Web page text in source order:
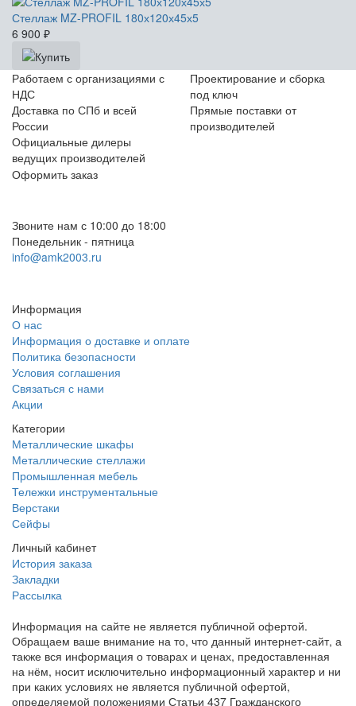
Стеллаж MZ-PROFIL 180х120х45х5
6 900 ₽
Работаем с организациями с
НДС
Проектирование и сборка
под ключ
Доставка по СПб и всей
России
Прямые поставки от
производителей
Официальные дилеры
ведущих производителей
Оформить заказ
Звоните нам с 10:00 до 18:00
Понедельник - пятница
info@amk2003.ru
Информация
О нас
Информация о доставке и оплате
Политика безопасности
Условия соглашения
Связаться с нами
Акции
Категории
Металлические шкафы
Металлические стеллажи
Промышленная мебель
Тележки инструментальные
Верстаки
Сейфы
Личный кабинет
История заказа
Закладки
Рассылка
Информация на сайте не является публичной офертой.
Обращаем ваше внимание на то, что данный интернет-сайт, а
также вся информация о товарах и ценах, предоставленная
на нём, носит исключительно информационный характер и ни
при каких условиях не является публичной офертой,
определяемой положениями Статьи 437 Гражданского